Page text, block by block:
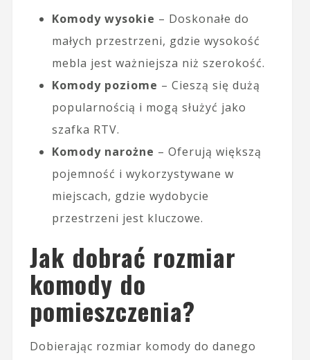
Komody wysokie – Doskonałe do
małych przestrzeni, gdzie wysokość
mebla jest ważniejsza niż szerokość.
Komody poziome – Cieszą się dużą
popularnością i mogą służyć jako
szafka RTV.
Komody narożne – Oferują większą
pojemność i wykorzystywane w
miejscach, gdzie wydobycie
przestrzeni jest kluczowe.
Jak dobrać rozmiar
komody do
pomieszczenia?
Dobierając rozmiar komody do danego